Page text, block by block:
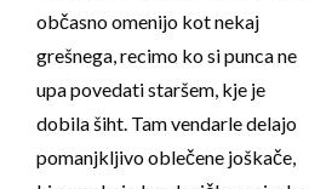
občasno omenijo kot nekaj
grešnega, recimo ko si punca ne
upa povedati staršem, kje je
dobila šiht. Tam vendarle delajo
pomanjkljivo oblečene joškače,